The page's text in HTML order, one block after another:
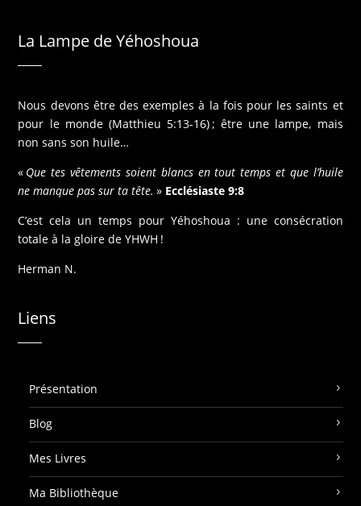
La Lampe de Yéhoshoua
Nous devons être des exemples à la fois pour les saints et
pour le monde (Matthieu 5:13-16) ; être une lampe, mais
non sans son huile…
« Que tes vêtements soient blancs en tout temps et que l’huile
ne manque pas sur ta tête. » Ecclésiaste 9:8
C’est cela un temps pour Yéhoshoua : une consécration
totale à la gloire de YHWH !
Herman N.
Liens
Présentation
Blog
Mes Livres
Ma Bibliothèque